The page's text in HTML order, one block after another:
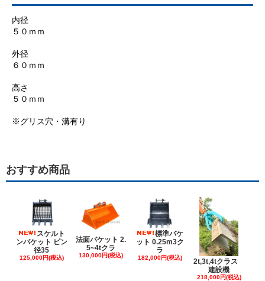
内径
５０ｍｍ
外径
６０ｍｍ
高さ
５０ｍｍ
※グリス穴・溝有り
おすすめ商品
スケルト
ンバケット ピン
径35
125,000円(税込)
法面バケット 2.
5~4tクラ
130,000円(税込)
標準バケ
ット 0.25m3ク
ラ
182,000円(税込)
2t,3t,4tクラス
建設機
218,000円(税込)